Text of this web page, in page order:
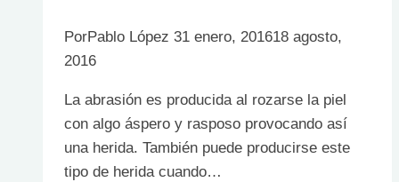
PorPablo López 31 enero, 201618 agosto,
2016
La abrasión es producida al rozarse la piel
con algo áspero y rasposo provocando así
una herida. También puede producirse este
tipo de herida cuando…